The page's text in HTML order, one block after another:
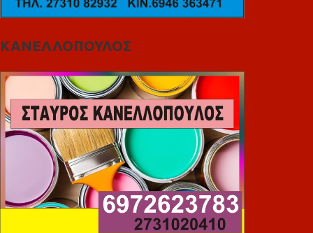
ΚΑΝΕΛΛΟΠΟΥΛΟΣ